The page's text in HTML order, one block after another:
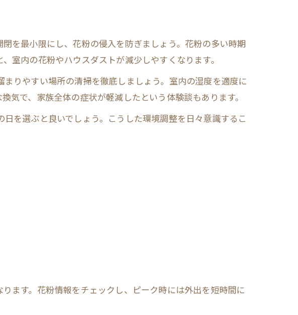
を最小限にし、花粉の侵入を防ぎましょう。花粉の多い時期
室内の花粉やハウスダストが減少しやすくなります。
りやすい場所の清掃を徹底しましょう。室内の湿度を適度に
気で、家族全体の症状が軽減したという体験談もあります。
を選ぶと良いでしょう。こうした環境調整を日々意識するこ
ます。花粉情報をチェックし、ピーク時には外出を短時間に